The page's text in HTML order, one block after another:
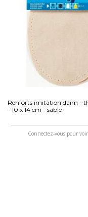
Renforts imitation daim -
- 10 x 14 cm - sable
Connectez-vous pour